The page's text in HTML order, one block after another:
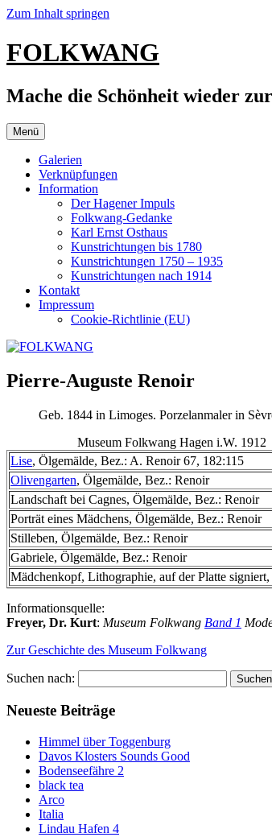
Zum Inhalt springen
FOLKWANG
Mache die Schönheit wieder
Menü
Galerien
Verknüpfungen
Information
Der Hagener Impuls
Folkwang-Gedanke
Karl Ernst Osthaus
Kunstrichtungen bis 1780
Kunstrichtungen 1750 – 1935
Kunstrichtungen nach 1914
Kontakt
Impressum
Cookie-Richtlinie (EU)
Pierre-Auguste Renoir
Geb. 1844 in Limoges. Porzelanmaler in
Museum Folkwang Hagen i.W. 1912
Lise, Ölgemälde, Bez.: A. Renoir 67, 182:115
Olivengarten, Ölgemälde, Bez.: Renoir
Landschaft bei Cagnes, Ölgemälde, Bez.: Renoir
Porträt eines Mädchens, Ölgemälde, Bez.: Renoir
Stilleben, Ölgemälde, Bez.: Renoir
Gabriele, Ölgemälde, Bez.: Renoir
Mädchenkopf, Lithographie, auf der Platte
Informationsquelle:
Freyer, Dr. Kurt: Museum Folkwang Band 1
Zur Geschichte des Museum Folkwang
Suchen nach:
Neueste Beiträge
Himmel über Toggenburg
Davos Klosters Sounds Good
Bodenseefähre 2
black tea
Arco
Italia
Lindau Hafen 4